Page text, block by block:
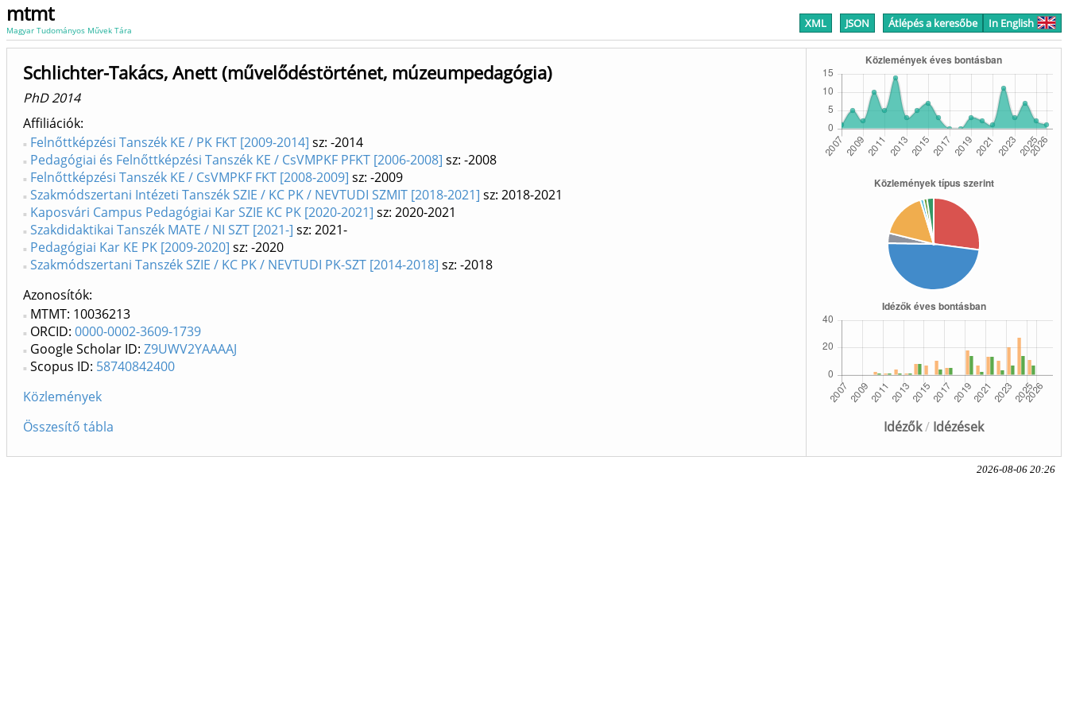
mtmt
Magyar Tudományos Művek Tára XML JSON Átlépés a keresőbe In English
Idézők/ Idézések
Schlichter-Takács, Anett (művelődéstörténet, múzeumpedagógia)
PhD 2014
Affiliációk
Felnőttképzési Tanszék KE / PK FKT [2009-2014] sz: -2014
Pedagógiai és Felnőttképzési Tanszék KE / CsVMPKF PFKT [2006-2008] sz: -2008
Felnőttképzési Tanszék KE / CsVMPKF FKT [2008-2009] sz: -2009
Szakmódszertani Intézeti Tanszék SZIE / KC PK / NEVTUDI SZMIT [2018-2021] sz: 2018-2021
Kaposvári Campus Pedagógiai Kar SZIE KC PK [2020-2021] sz: 2020-2021
Szakdidaktikai Tanszék MATE / NI SZT [2021-] sz: 2021-
Pedagógiai Kar KE PK [2009-2020] sz: -2020
Szakmódszertani Tanszék SZIE / KC PK / NEVTUDI PK-SZT [2014-2018] sz: -2018
Azonosítók
MTMT: 10036213
ORCID: 0000-0002-3609-1739
Google Scholar ID: Z9UWV2YAAAAJ
Scopus ID: 58740842400
Közlemények
Összesítő tábla
2026-08-06 20:26